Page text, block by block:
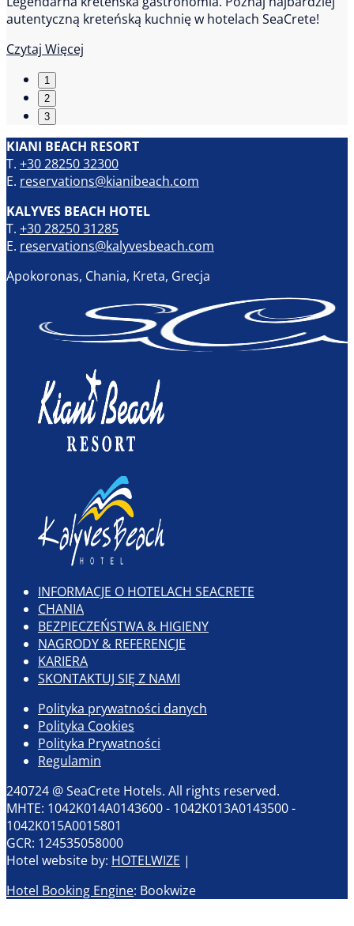
autentyczną kreteńską kuchnię w hotelach SeaCrete!
Czytaj Więcej
1
2
3
KIANI BEACH RESORT
T. +30 28250 32300
E. reservations@kianibeach.com
KALYVES BEACH HOTEL
T. +30 28250 31285
E. reservations@kalyvesbeach.com
Apokoronas, Chania, Kreta, Grecja
INFORMACJE O HOTELACH SEACRETE
CHANIA
BEZPIECZEŃSTWA & HIGIENY
NAGRODY & REFERENCJE
KARIERA
SKONTAKTUJ SIĘ Z NAMI
Polityka prywatności danych
Polityka Cookies
Polityka Prywatności
Regulamin
240724 @ SeaCrete Hotels. All rights reserved.
MHTE: 1042K014A0143600 - 1042K013A0143500 -
1042Κ015Α0015801
GCR: 124535058000
Hotel website by: HOTELWIZE |
Hotel Booking Engine: Bookwize